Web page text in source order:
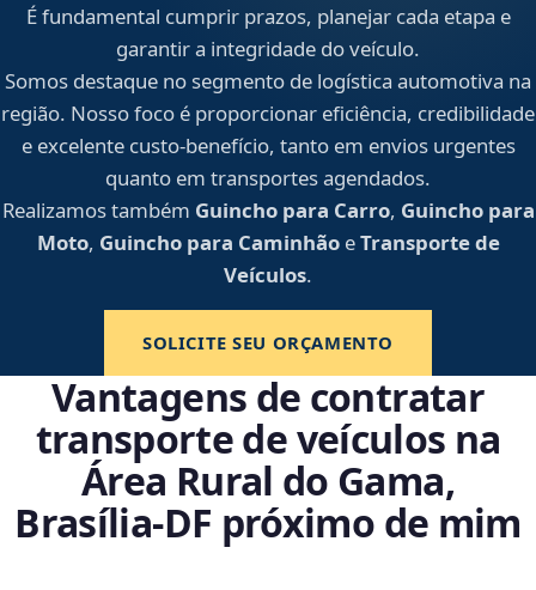
É fundamental cumprir prazos, planejar cada etapa e
garantir a integridade do veículo.
Somos destaque no segmento de logística automotiva na
região. Nosso foco é proporcionar eficiência, credibilidade
e excelente custo-benefício, tanto em envios urgentes
quanto em transportes agendados.
Realizamos também Guincho para Carro, Guincho para
Moto, Guincho para CaminhãoeTransporte de
Veículos.
SOLICITE SEU ORÇAMENTO
Vantagens de contratar
transporte de veículos na
Área Rural do Gama,
Brasília‑DF próximo de mim